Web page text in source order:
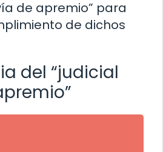
de apremio” para
de dichos
del “judicial